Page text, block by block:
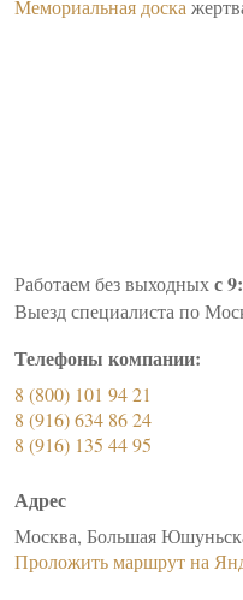
Мемориальная доска
Работаем без выходныхс
Выезд специалиста по
Телефоны компании:
8 (800) 101 94 21
8 (916) 634 86 24
8 (916) 135 44 95
Адрес
Москва, Большая
Проложить маршрут на